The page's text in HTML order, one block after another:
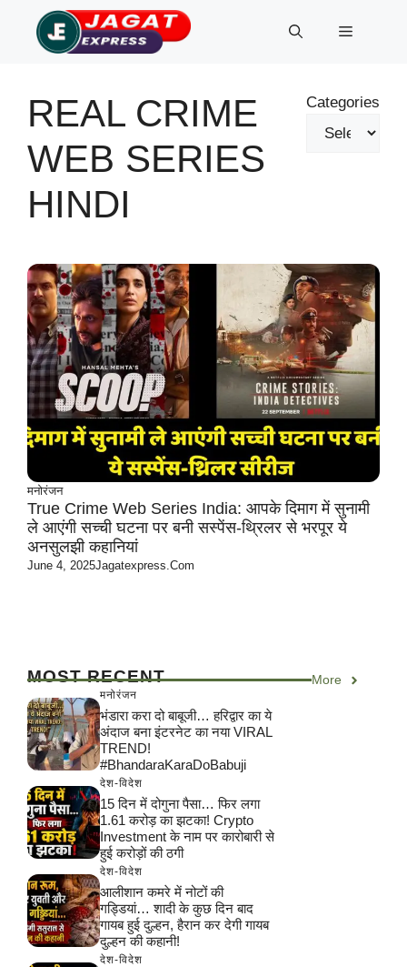
content
Menu
REAL CRIME
WEB SERIES
HINDI
Categories
मनोरंजन
True Crime Web Series India: आपके दिमाग में सुनामी
ले आएंगी सच्ची घटना पर बनी सस्पेंस-थ्रिलर से भरपूर ये
अनसुलझी कहानियां
June 4, 2025Jagatexpress.com
MOST RECENT More
मनोरंजन
भंडारा करा दो बाबूजी… हरिद्वार का ये
अंदाज बना इंटरनेट का नया VIRAL
TREND!
#BhandaraKaraDoBabuji
देश-विदेश
15 दिन में दोगुना पैसा… फिर लगा
1.61 करोड़ का झटका! Crypto
Investment के नाम पर कारोबारी से
हुई करोड़ों की ठगी
देश-विदेश
आलीशान कमरे में नोटों की
गड्डियां… शादी के कुछ दिन बाद
गायब हुई दुल्हन, हैरान कर देगी गायब
दुल्हन की कहानी!
देश-विदेश